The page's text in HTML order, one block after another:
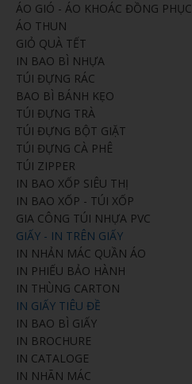
ÁO GIÓ - ÁO KHOÁC ĐỒNG PHỤC
ÁO THUN
GIỎ QUÀ TẾT
IN BAO BÌ NHỰA
TÚI ĐỰNG RÁC
BAO BÌ BÁNH KẸO
TÚI ĐỰNG TRÀ
TÚI ĐỰNG BỘT GIẶT
TÚI ĐỰNG CÀ PHÊ
TÚI ZIPPER
IN BAO XỐP SIÊU THỊ
IN BAO XỐP - TÚI XỐP
GIA CÔNG TÚI NHỰA PVC
GIẤY - IN TRÊN GIẤY
IN NHẢN MÁC QUẦN ÁO
IN PHIẾU BẢO HÀNH
IN THÙNG CARTON
IN GIẤY TIÊU ĐỀ
IN BAO BÌ GIẤY
IN BROCHURE
IN CATALOGE
IN NHÃN MÁC